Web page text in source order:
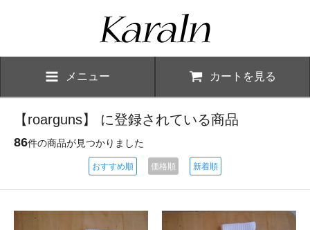
メニュー カートを見る
【roarguns】 に登録されている商品
86件の商品が見つかりました
おすすめ順 価格順 新着順